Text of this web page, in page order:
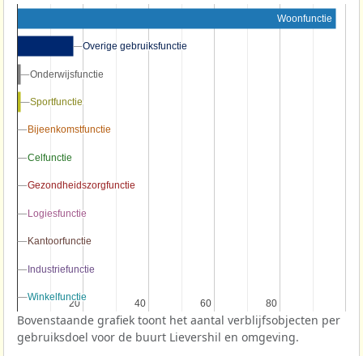
20
20 40
40 60
60 80
80
Woonfunctie
Overige gebruiksfunctie
Overige gebruiksfunctie
Onderwijsfunctie
Onderwijsfunctie
Sportfunctie
Sportfunctie
Bijeenkomstfunctie
Bijeenkomstfunctie
Celfunctie
Celfunctie
Gezondheidszorgfunctie
Gezondheidszorgfunctie
Logiesfunctie
Logiesfunctie
Kantoorfunctie
Kantoorfunctie
Industriefunctie
Industriefunctie
Winkelfunctie
Winkelfunctie
Bovenstaande grafiek toont het aantal verblijfsobjecten per
gebruiksdoel voor de buurt Lievershil en omgeving.